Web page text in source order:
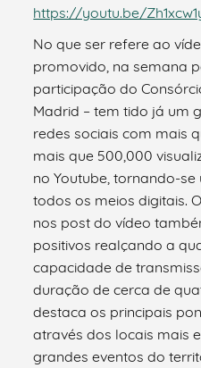
https://youtu.be/
No que ser refere ao
promovido, na semana
participação do
Madrid – tem tido já um
redes sociais com mais
mais que 500,000
no Youtube, tornando-
todos os meios digitais.
nos post do vídeo
positivos realçando a
capacidade de
duração de cerca de
destaca os principais
através dos locais mais
grandes eventos do